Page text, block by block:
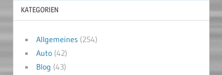
KATEGORIEN
Allgemeines(254)
Auto(42)
Blog (43)